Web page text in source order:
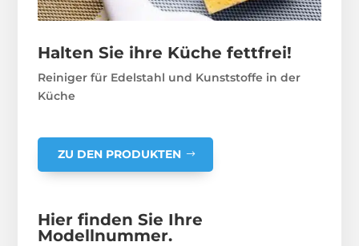
Halten Sie ihre Küche fettfrei!
Reiniger für Edelstahl und Kunststoffe in der
Küche
ZU DEN PRODUKTEN
Hier finden Sie Ihre
Modellnummer.